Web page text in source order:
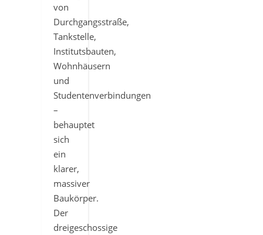
von
Durchgangsstraße,
Tankstelle,
Institutsbauten,
Wohnhäusern
und
Studentenverbindungen
–
behauptet
sich
ein
klarer,
massiver
Baukörper.
Der
dreigeschossige